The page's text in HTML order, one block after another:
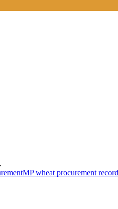
MP wheat procurement record